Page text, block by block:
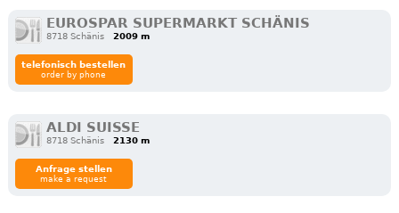
EUROSPAR SUPERMARKT SCHÄNIS
8718 Schänis 2009 m
telefonisch bestellen
order by phone
ALDI SUISSE
8718 Schänis 2130 m
Anfrage stellen
make a request